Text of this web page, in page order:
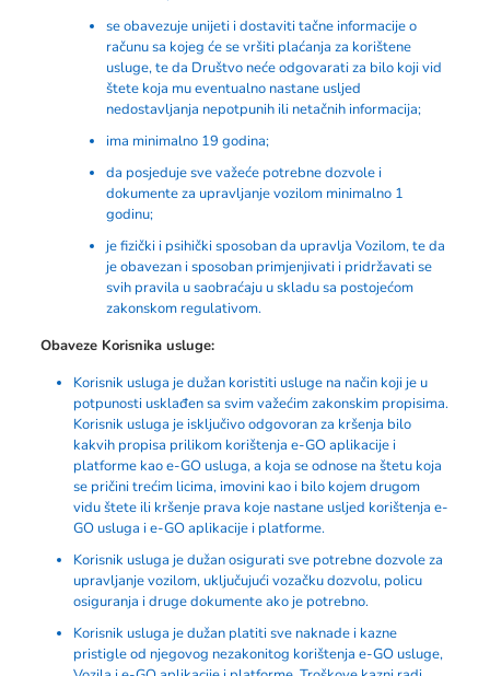
se obavezuje unijeti i dostaviti tačne informacije o
računu sa kojeg će se vršiti plaćanja za korištene
usluge, te da Društvo neće odgovarati za bilo koji vid
štete koja mu eventualno nastane usljed
nedostavljanja nepotpunih ili netačnih informacija;
ima minimalno 19 godina;
da posjeduje sve važeće potrebne dozvole i
dokumente za upravljanje vozilom minimalno 1
godinu;
je fizički i psihički sposoban da upravlja Vozilom, te da
je obavezan i sposoban primjenjivati i pridržavati se
svih pravila u saobraćaju u skladu sa postojećom
zakonskom regulativom.
Obaveze Korisnika usluge:
Korisnik usluga je dužan koristiti usluge na način koji je u
potpunosti usklađen sa svim važećim zakonskim propisima.
Korisnik usluga je isključivo odgovoran za kršenja bilo
kakvih propisa prilikom korištenja e-GO aplikacije i
platforme kao e-GO usluga, a koja se odnose na štetu koja
se pričini trećim licima, imovini kao i bilo kojem drugom
vidu štete ili kršenje prava koje nastane usljed korištenja e-
GO usluga i e-GO aplikacije i platforme.
Korisnik usluga je dužan osigurati sve potrebne dozvole za
upravljanje vozilom, uključujući vozačku dozvolu, policu
osiguranja i druge dokumente ako je potrebno.
Korisnik usluga je dužan platiti sve naknade i kazne
pristigle od njegovog nezakonitog korištenja e-GO usluge,